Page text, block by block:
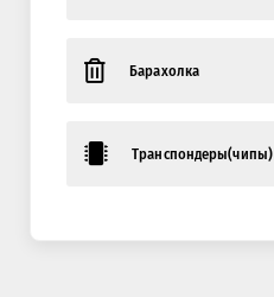
Барахолка
Транспондеры(чипы)